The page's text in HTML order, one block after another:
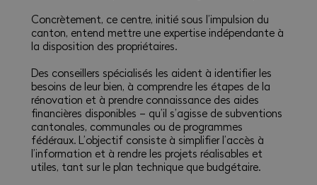
Concrètement, ce centre, initié sous l’impulsion du
canton, entend mettre une expertise indépendante à
la disposition des propriétaires.
Des conseillers spécialisés les aident à identifier les
besoins de leur bien, à comprendre les étapes de la
rénovation et à prendre connaissance des aides
financières disponibles – qu’il s’agisse de subventions
cantonales, communales ou de programmes
fédéraux. L’objectif consiste à simplifier l’accès à
l’information et à rendre les projets réalisables et
utiles, tant sur le plan technique que budgétaire.